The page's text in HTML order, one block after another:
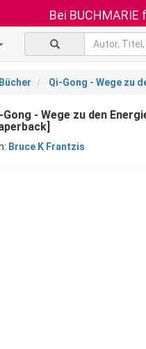
Bei
Bücher Qi-Gong - Wege zu
Gong - Wege zu den
Bruce K Frantzis